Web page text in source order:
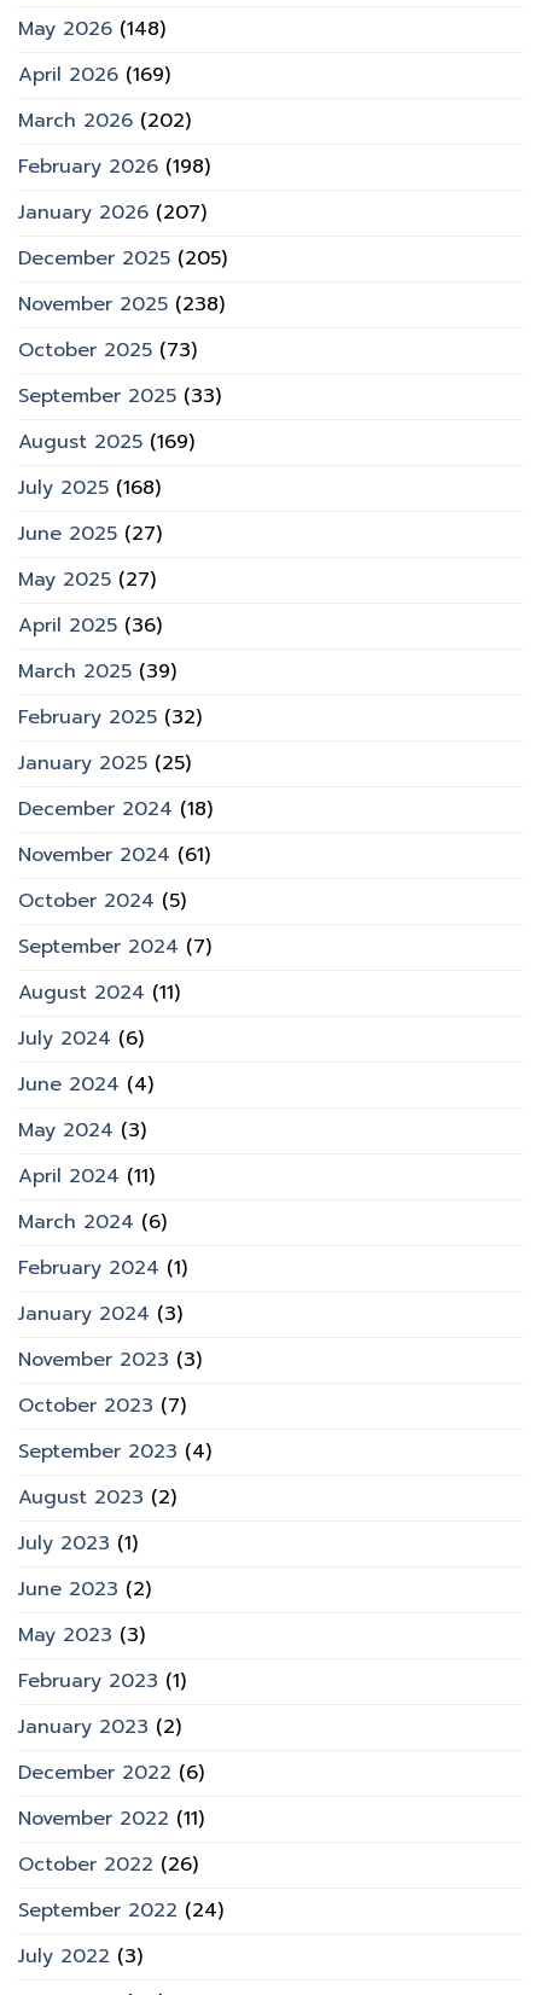
May 2026 (148)
April 2026 (169)
March 2026 (202)
February 2026 (198)
January 2026 (207)
December 2025 (205)
November 2025 (238)
October 2025 (73)
September 2025 (33)
August 2025 (169)
July 2025 (168)
June 2025 (27)
May 2025 (27)
April 2025 (36)
March 2025 (39)
February 2025 (32)
January 2025 (25)
December 2024 (18)
November 2024 (61)
October 2024 (5)
September 2024 (7)
August 2024 (11)
July 2024 (6)
June 2024 (4)
May 2024 (3)
April 2024 (11)
March 2024 (6)
February 2024 (1)
January 2024 (3)
November 2023 (3)
October 2023 (7)
September 2023 (4)
August 2023 (2)
July 2023 (1)
June 2023 (2)
May 2023 (3)
February 2023 (1)
January 2023 (2)
December 2022 (6)
November 2022 (11)
October 2022 (26)
September 2022 (24)
July 2022 (3)